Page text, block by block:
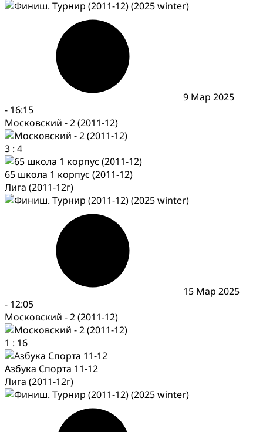
9 Мар 2025
- 16:15
Московский - 2 (2011-12)
3 : 4
65 школа 1 корпус (2011-12)
Лига (2011-12г)
15 Мар 2025
- 12:05
Московский - 2 (2011-12)
1 : 16
Азбука Спорта 11-12
Лига (2011-12г)